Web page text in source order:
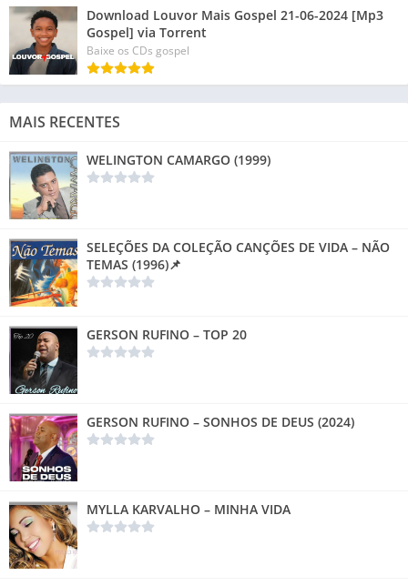
Download Louvor Mais Gospel 21-06-2024 [Mp3
Gospel] via Torrent
Baixe os CDs gospel
MAIS RECENTES
WELINGTON CAMARGO (1999)
SELEÇÕES DA COLEÇÃO CANÇÕES DE VIDA – NÃO
TEMAS (1996)📌
GERSON RUFINO – TOP 20
GERSON RUFINO – SONHOS DE DEUS (2024)
MYLLA KARVALHO – MINHA VIDA